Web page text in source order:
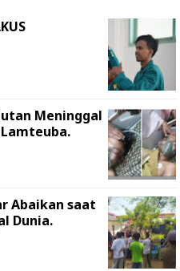
Meninggal
Abaikan saat
Dunia.